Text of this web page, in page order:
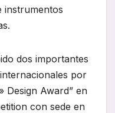
instrumentos
dos importantes
por
Design Award” en
con sede en